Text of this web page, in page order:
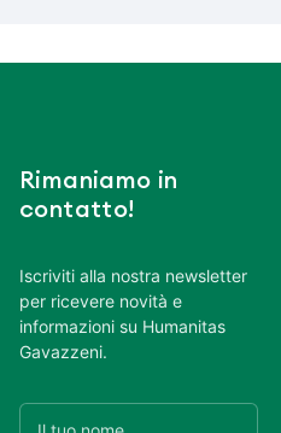
Rimaniamo in
contatto!
Iscriviti alla nostra newsletter
per ricevere novità e
informazioni su Humanitas
Gavazzeni.